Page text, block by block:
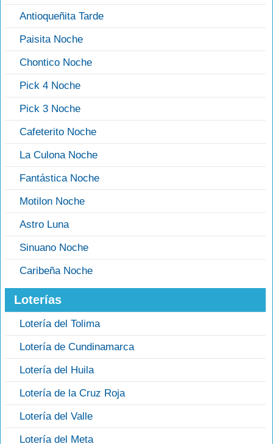
Antioqueñita Tarde
Paisita Noche
Chontico Noche
Pick 4 Noche
Pick 3 Noche
Cafeterito Noche
La Culona Noche
Fantástica Noche
Motilon Noche
Astro Luna
Sinuano Noche
Caribeña Noche
Loterías
Lotería del Tolima
Lotería de Cundinamarca
Lotería del Huila
Lotería de la Cruz Roja
Lotería del Valle
Lotería del Meta